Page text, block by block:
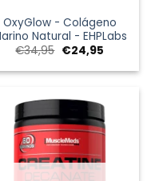
OxyGlow - Colágeno
Natural - EHPLabs
€34,95 El
precio
original
€24,95El
actual
€24,95.